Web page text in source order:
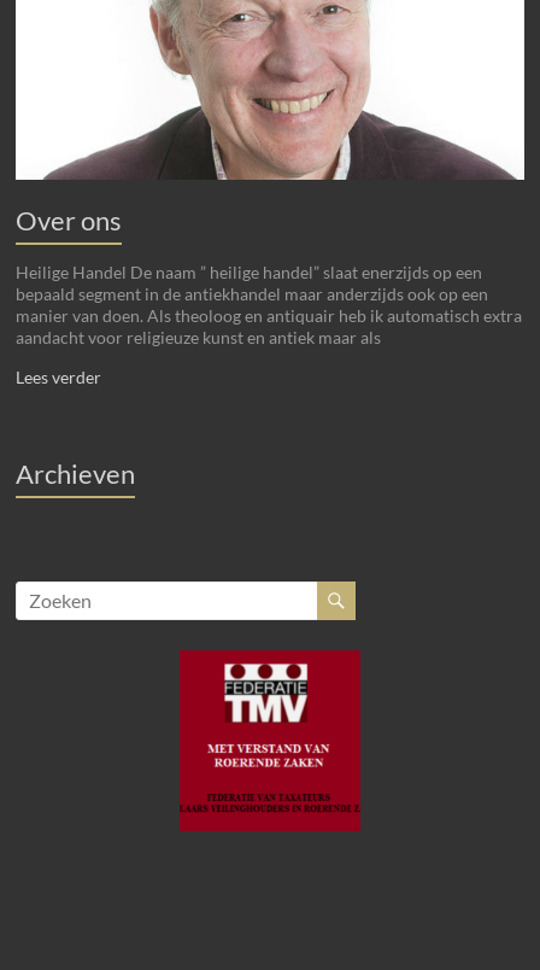
Over ons
Heilige Handel De naam ” heilige handel” slaat enerzijds op een
bepaald segment in de antiekhandel maar anderzijds ook op een
manier van doen. Als theoloog en antiquair heb ik automatisch extra
aandacht voor religieuze kunst en antiek maar als
Lees verder
Archieven